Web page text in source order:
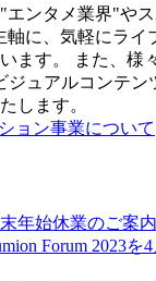
エンタメ業界"や
軸に、気軽にライ
ます。 また、様
ジュアルコンテ
します。
ョン事業について
年始休業のご案内
Forum 2023を